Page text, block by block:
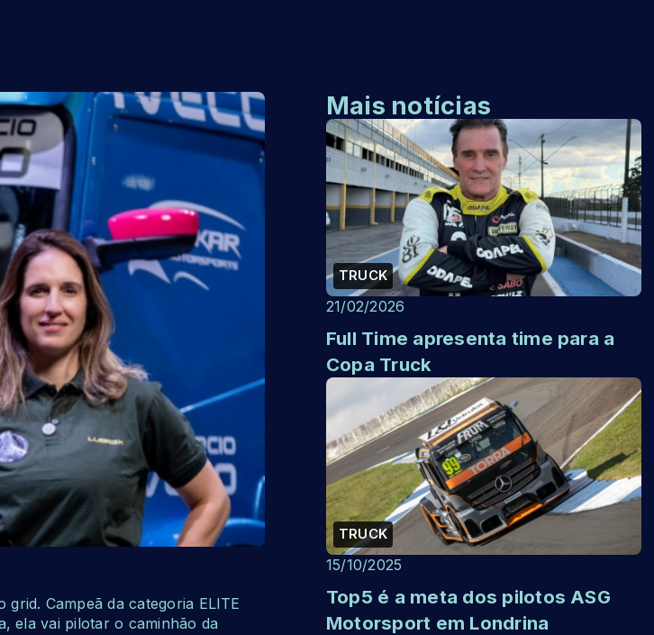
Campeã da categoria ELITE
ela vai pilotar o caminhão da
Mais notícias
TRUCK
21/02/2026
Full Time apresenta time para a
Copa Truck
TRUCK
15/10/2025
Top5 é a meta dos pilotos ASG
Motorsport em Londrina